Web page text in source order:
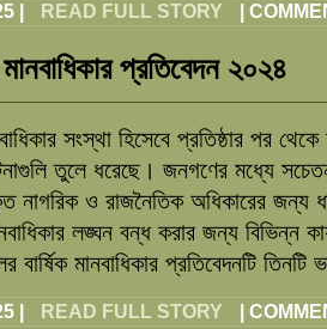
READ FULL STORY
মানবাধিকার প্রতিবেদন ২০২৪
সংস্থা হিসেবে প্রতিষ্ঠার পর থেকে
তুলে ধরেছে। জনগণের মধ্যে
নাগরিক ও রাজনৈতিক অধিকারের জন্য
লঙ্ঘন বন্ধ করার জন্য বিভিন্ন
বার্ষিক মানবাধিকার প্রতিবেদনটি
READ FULL STORY